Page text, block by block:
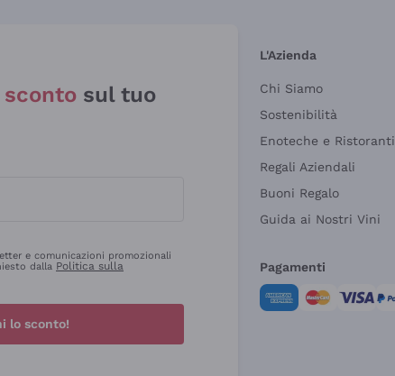
sconto sul tuo
e comunicazioni promozionali
dalla Politica sulla
lo sconto!
L'Azienda
Chi Siamo
Sostenibilità
Enoteche e Ristoranti
Regali Aziendali
Buoni Regalo
Guida ai Nostri Vini
Pagamenti